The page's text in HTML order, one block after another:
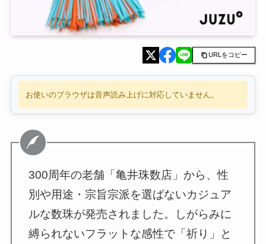
URLをコピー
お使いのブラウザは音声読み上げに対応していません。
300周年の老舗「亀井珠数店」から、性
別や用途・宗旨宗派を選ばないカジュア
ルな数珠が発売されました。しがらみに
縛られないフラットな感性で「祈り」と